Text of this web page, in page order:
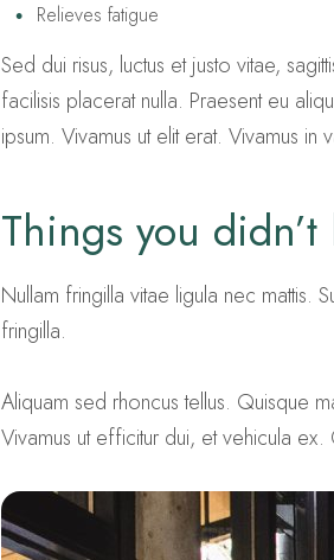
Relieves fatigue
Sed dui risus, luctus et justo vitae,
facilisis placerat nulla. Praesent eu
ipsum. Vivamus ut elit erat. Vivamus
Things you
Nullam fringilla vitae ligula nec mattis.
fringilla.
Aliquam sed rhoncus tellus. Quisque
Vivamus ut efficitur dui, et vehicula